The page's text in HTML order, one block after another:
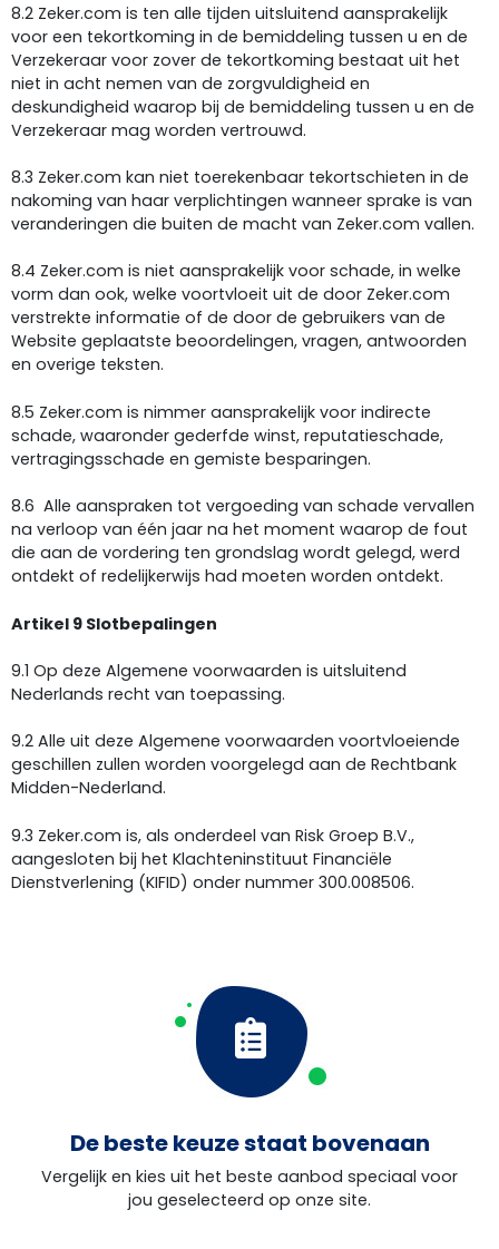
8.2 Zeker.com is ten alle tijden uitsluitend aansprakelijk
voor een tekortkoming in de bemiddeling tussen u en de
Verzekeraar voor zover de tekortkoming bestaat uit het
niet in acht nemen van de zorgvuldigheid en
deskundigheid waarop bij de bemiddeling tussen u en de
Verzekeraar mag worden vertrouwd.
8.3 Zeker.com kan niet toerekenbaar tekortschieten in de
nakoming van haar verplichtingen wanneer sprake is van
veranderingen die buiten de macht van Zeker.com vallen.
8.4 Zeker.com is niet aansprakelijk voor schade, in welke
vorm dan ook, welke voortvloeit uit de door Zeker.com
verstrekte informatie of de door de gebruikers van de
Website geplaatste beoordelingen, vragen, antwoorden
en overige teksten.
8.5 Zeker.com is nimmer aansprakelijk voor indirecte
schade, waaronder gederfde winst, reputatieschade,
vertragingsschade en gemiste besparingen.
8.6 Alle aanspraken tot vergoeding van schade vervallen
na verloop van één jaar na het moment waarop de fout
die aan de vordering ten grondslag wordt gelegd, werd
ontdekt of redelijkerwijs had moeten worden ontdekt.
Artikel 9 Slotbepalingen
9.1 Op deze Algemene voorwaarden is uitsluitend
Nederlands recht van toepassing.
9.2 Alle uit deze Algemene voorwaarden voortvloeiende
geschillen zullen worden voorgelegd aan de Rechtbank
Midden-Nederland.
9.3 Zeker.com is, als onderdeel van Risk Groep B.V.,
aangesloten bij het Klachteninstituut Financiële
Dienstverlening (KIFID) onder nummer 300.008506.
De beste keuze staat bovenaan
Vergelijk en kies uit het beste aanbod speciaal voor
jou geselecteerd op onze site.